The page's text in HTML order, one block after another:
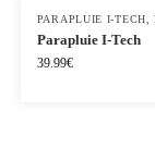
PARAPLUIE I-TECH ,
Parapluie I-Tech
39.99€